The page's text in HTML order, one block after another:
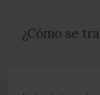
¿Cómo se